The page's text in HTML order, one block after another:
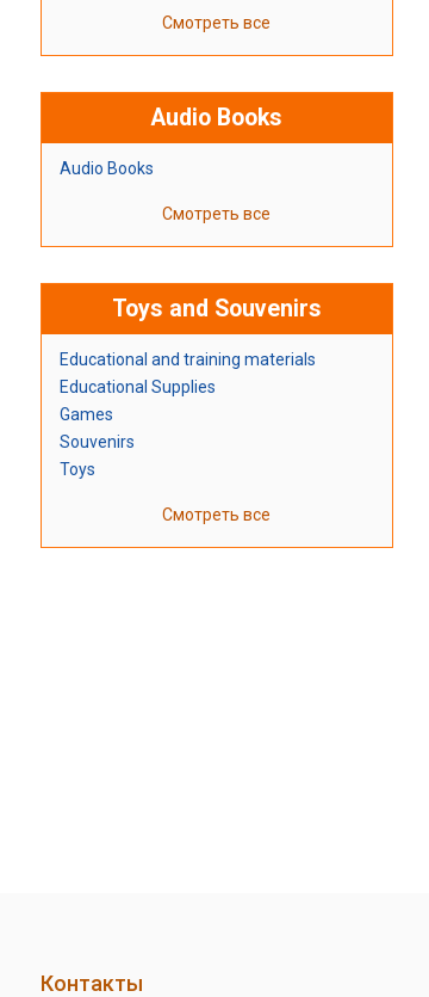
Смотреть все
Audio Books
Audio Books
Смотреть все
Toys and Souvenirs
Educational and training materials
Educational Supplies
Games
Souvenirs
Toys
Смотреть все
Контакты